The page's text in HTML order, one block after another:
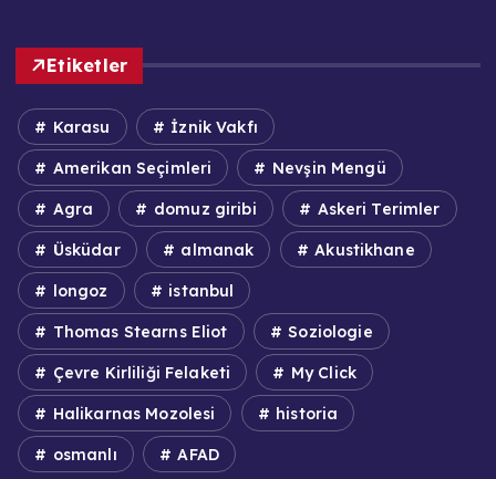
Etiketler
Karasu İznik Vakfı
Amerikan Seçimleri Nevşin Mengü
Agra domuz giribi Askeri Terimler
Üsküdar almanak Akustikhane
longoz istanbul
Thomas Stearns Eliot Soziologie
Çevre Kirliliği Felaketi My Click
Halikarnas Mozolesi historia
osmanlı AFAD